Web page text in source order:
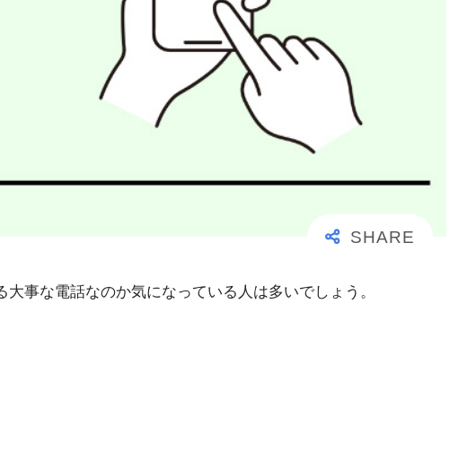
事な電話なのか気になっている人は多いでしょう。